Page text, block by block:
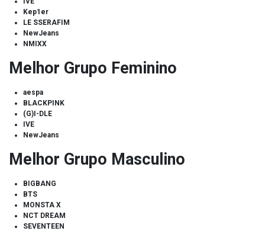
Kep1er
LE SSERAFIM
NewJeans
NMIXX
Melhor Grupo Feminino
aespa
BLACKPINK
(G)I-DLE
IVE
NewJeans
Melhor Grupo Masculino
BIGBANG
BTS
MONSTA X
NCT DREAM
SEVENTEEN